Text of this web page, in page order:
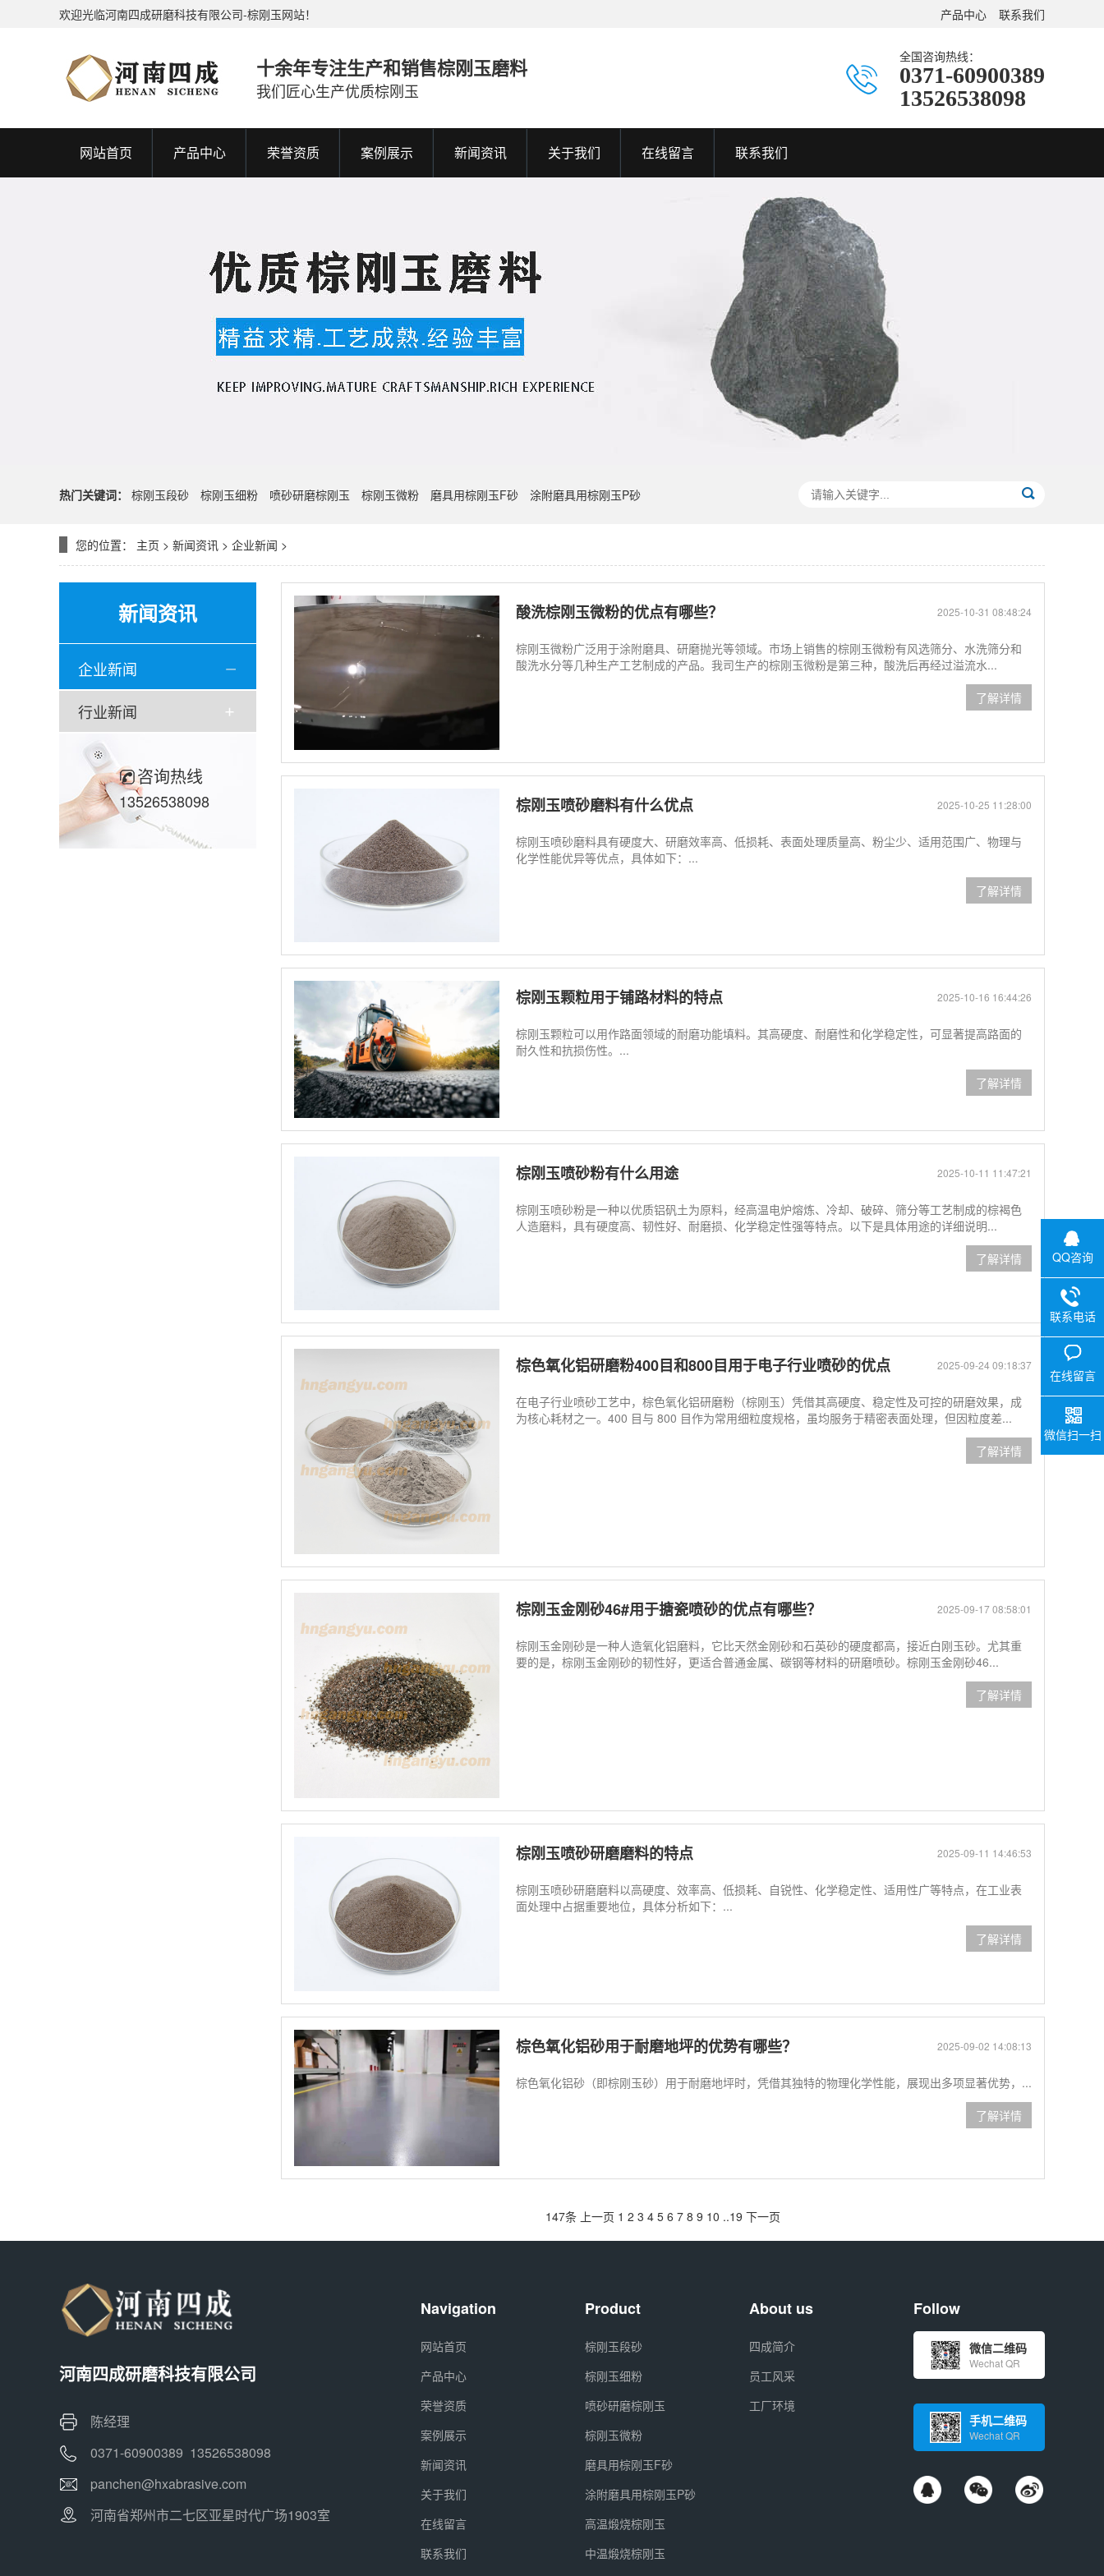
产品中心 联系我们
欢迎光临河南四成研磨科技有限公司-棕刚玉网站！
十余年专注生产和销售棕刚玉磨料
我们匠心生产优质棕刚玉
全国咨询热线：
0371-60900389
13526538098
网站首页 产品中心 荣誉资质 案例展示 新闻资讯 关于我们 在线留言 联系我们
热门关键词： 棕刚玉段砂 棕刚玉细粉 喷砂研磨棕刚玉 棕刚玉微粉 磨具用棕刚玉F砂 涂附磨具用棕刚玉P砂
您的位置： 主页 > 新闻资讯 > 企业新闻 >
新闻资讯
企业新闻
行业新闻
咨询热线
13526538098
2025-10-31 08:48:24
酸洗棕刚玉微粉的优点有哪些？
棕刚玉微粉广泛用于涂附磨具、研磨抛光等领域。市场上销售的棕刚玉微粉有风选筛分、水洗筛分和
酸洗水分等几种生产工艺制成的产品。我司生产的棕刚玉微粉是第三种，酸洗后再经过溢流水...
了解详情
2025-10-25 11:28:00
棕刚玉喷砂磨料有什么优点
棕刚玉喷砂磨料具有硬度大、研磨效率高、低损耗、表面处理质量高、粉尘少、适用范围广、物理与
化学性能优异等优点，具体如下：...
了解详情
2025-10-16 16:44:26
棕刚玉颗粒用于铺路材料的特点
棕刚玉颗粒可以用作路面领域的耐磨功能填料。其高硬度、耐磨性和化学稳定性，可显著提高路面的
耐久性和抗损伤性。...
了解详情
2025-10-11 11:47:21
棕刚玉喷砂粉有什么用途
棕刚玉喷砂粉是一种以优质铝矾土为原料，经高温电炉熔炼、冷却、破碎、筛分等工艺制成的棕褐色
人造磨料，具有硬度高、韧性好、耐磨损、化学稳定性强等特点。以下是具体用途的详细说明...
了解详情
2025-09-24 09:18:37
棕色氧化铝研磨粉400目和800目用于电子行业喷砂的优点
在电子行业喷砂工艺中，棕色氧化铝研磨粉（棕刚玉）凭借其高硬度、稳定性及可控的研磨效果，成
为核心耗材之一。400 目与 800 目作为常用细粒度规格，虽均服务于精密表面处理，但因粒度差...
了解详情
2025-09-17 08:58:01
棕刚玉金刚砂46#用于搪瓷喷砂的优点有哪些？
棕刚玉金刚砂是一种人造氧化铝磨料，它比天然金刚砂和石英砂的硬度都高，接近白刚玉砂。尤其重
要的是，棕刚玉金刚砂的韧性好，更适合普通金属、碳钢等材料的研磨喷砂。棕刚玉金刚砂46...
了解详情
2025-09-11 14:46:53
棕刚玉喷砂研磨磨料的特点
棕刚玉喷砂研磨磨料以高硬度、效率高、低损耗、自锐性、化学稳定性、适用性广等特点，在工业表
面处理中占据重要地位，具体分析如下：...
了解详情
2025-09-02 14:08:13
棕色氧化铝砂用于耐磨地坪的优势有哪些？
棕色氧化铝砂（即棕刚玉砂）用于耐磨地坪时，凭借其独特的物理化学性能，展现出多项显著优势，...
了解详情
147条 上一页 1 2 3 4 5 6 7 8 9 10 ..19 下一页
河南四成研磨科技有限公司
陈经理
0371-60900389 13526538098
panchen@hxabrasive.com
河南省郑州市二七区亚星时代广场1903室
Navigation
网站首页
产品中心
荣誉资质
案例展示
新闻资讯
关于我们
在线留言
联系我们
Product
棕刚玉段砂
棕刚玉细粉
喷砂研磨棕刚玉
棕刚玉微粉
磨具用棕刚玉F砂
涂附磨具用棕刚玉P砂
高温煅烧棕刚玉
中温煅烧棕刚玉
About us
四成简介
员工风采
工厂环境
Follow
微信二维码
Wechat QR
手机二维码
Wechat QR
QQ咨询
联系电话
在线留言
微信扫一扫